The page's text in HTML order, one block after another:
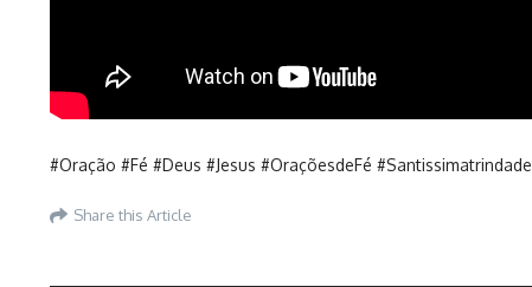
#Oração #Fé #Deus #Jesus #OraçõesdeFé #Santissimatrindade
Share this Article